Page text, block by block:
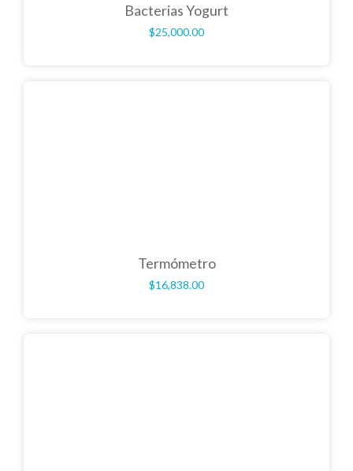
Bacterias Yogurt
$25,000.00
Termómetro
$16,838.00